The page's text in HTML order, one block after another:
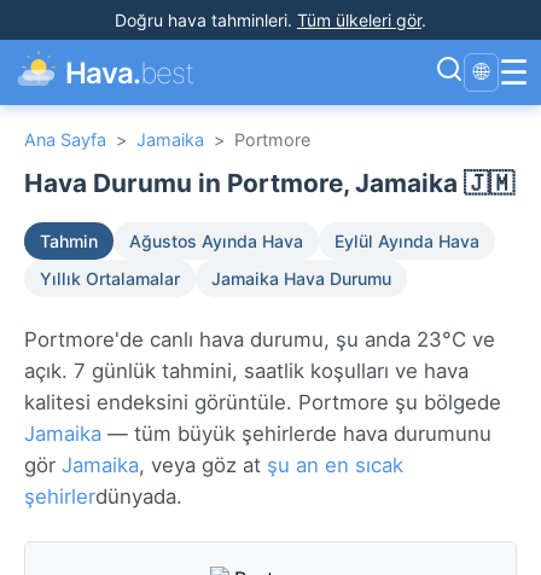
Doğru hava tahminleri. Tüm ülkeleri gör.
Hava.best 🌐 ☰
Ana Sayfa > Jamaika > Portmore
Hava Durumu in Portmore, Jamaika 🇯🇲
Tahmin Ağustos Ayında Hava
Eylül Ayında Hava
Yıllık Ortalamalar
Jamaika Hava Durumu
Portmore'de canlı hava durumu, şu anda 23°C ve
açık. 7 günlük tahmini, saatlik koşulları ve hava
kalitesi endeksini görüntüle. Portmore şu bölgede
Jamaika — tüm büyük şehirlerde hava durumunu
gör Jamaika, veya göz at şu an en sıcak
şehirlerdünyada.